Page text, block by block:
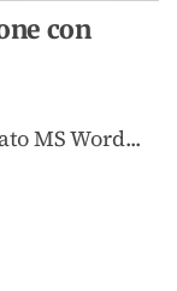
con
MS Word...